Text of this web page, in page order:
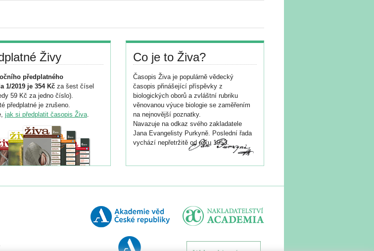
Živy
předplatného
1/2019 je 354 Kč za šest čísel
59 Kč za jedno číslo).
předplatné je zrušeno.
jak si předplatit časopis Živa.
Co je to Živa?
Časopis Živa je populárně vědecký
časopis přinášející příspěvky z
biologických oborů a zvláštní rubriku
věnovanou výuce biologie se zaměřením
na nejnovější poznatky.
Navazuje na odkaz svého zakladatele
Jana Evangelisty Purkyně. Poslední řada
vychází nepřetržitě od roku 1953.